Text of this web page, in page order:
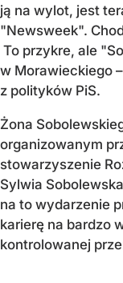
ją na wylot, jest
"Newsweek".
To przykre, ale
w Morawieckiego
z polityków PiS.
Żona
organizowanym
stowarzyszenie
Sylwia
na to wydarzenie
karierę na bardzo
kontrolowanej